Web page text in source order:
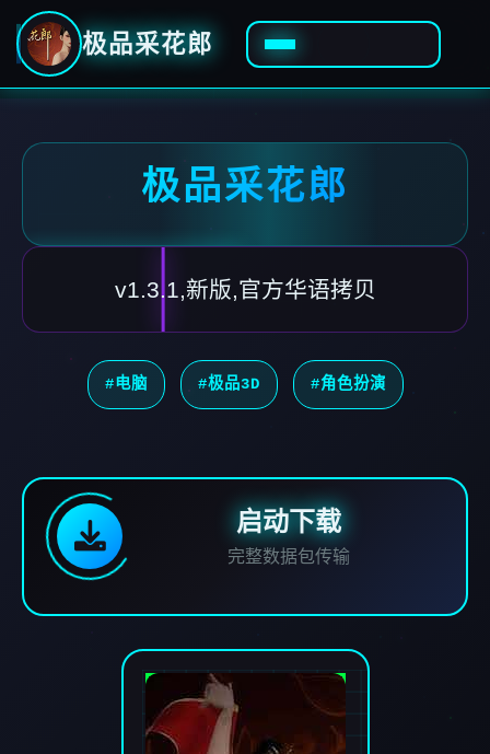
极品采花郎
极品采花郎
v1.3.1,新版,官方华语拷贝
#电脑 #极品3D #角色扮演
启动下载
完整数据包传输